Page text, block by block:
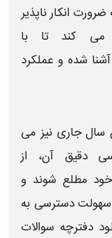
انکار ناپذیر
می‌ کند تا با
آشنا شده و عملکرد
سال جاری نیز می‌
دقیق آن، از
مطلع شوند و
سهولت دسترسی به
دفترچه سوالات